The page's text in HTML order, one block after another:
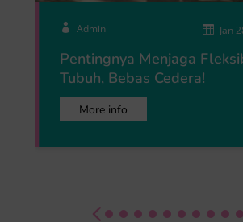
 Admin  Jan
Pentingnya Menjaga
Tubuh, Bebas Cedera!
More info